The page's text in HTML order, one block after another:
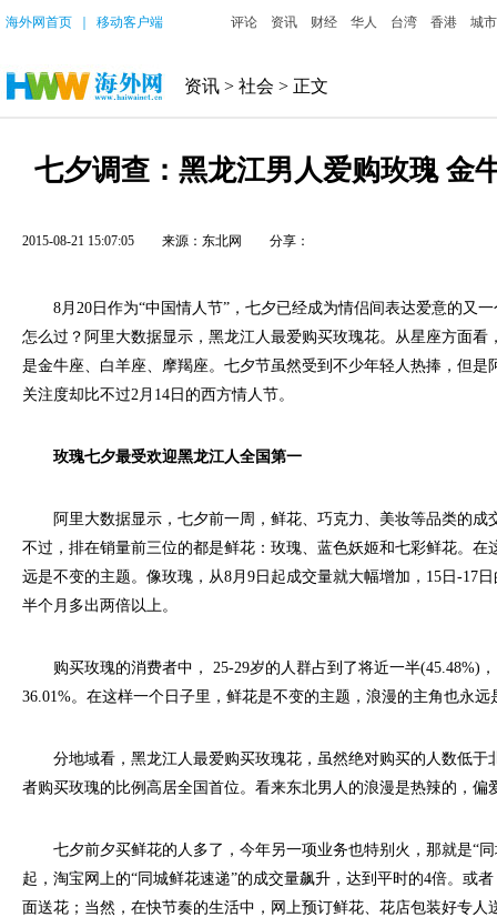
海外网首页 移动客户端 评论 资讯 财经 华人 台湾 香港 城市
资讯 > 社会 > 正文
七夕调查：黑龙江男人爱购玫瑰 金
2015-08-21 15:07:05 来源：东北网 分享：
8月20日作为“中国情人节”，七夕已经成为情侣间表达爱意的又一
怎么过？阿里大数据显示，黑龙江人最爱购买玫瑰花。从星座方面看
是金牛座、白羊座、摩羯座。七夕节虽然受到不少年轻人热捧，但是
关注度却比不过2月14日的西方情人节。
玫瑰七夕最受欢迎黑龙江人全国第一
阿里大数据显示，七夕前一周，鲜花、巧克力、美妆等品类的成
不过，排在销量前三位的都是鲜花：玫瑰、蓝色妖姬和七彩鲜花。在
远是不变的主题。像玫瑰，从8月9日起成交量就大幅增加，15日-17
半个月多出两倍以上。
购买玫瑰的消费者中， 25-29岁的人群占到了将近一半(45.48%)，
36.01%。在这样一个日子里，鲜花是不变的主题，浪漫的主角也永远
分地域看，黑龙江人最爱购买玫瑰花，虽然绝对购买的人数低于
者购买玫瑰的比例高居全国首位。看来东北男人的浪漫是热辣的，偏
七夕前夕买鲜花的人多了，今年另一项业务也特别火，那就是“同
起，淘宝网上的“同城鲜花速递”的成交量飙升，达到平时的4倍。或
面送花；当然，在快节奏的生活中，网上预订鲜花、花店包装好专人